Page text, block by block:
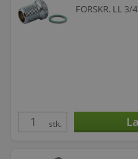
FORSKR. LL
stk.